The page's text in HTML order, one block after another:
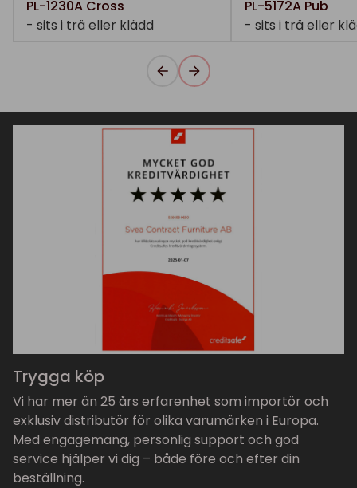
PL-1230A Cross
- sits i trä eller klädd
PL-5172A Pub
- sits i trä eller
Trygga köp
Vi har mer än 25 års erfarenhet som importör och
exklusiv distributör för olika varumärken i Europa.
Med engagemang, personlig support och god
service hjälper vi dig – både före och efter din
beställning.